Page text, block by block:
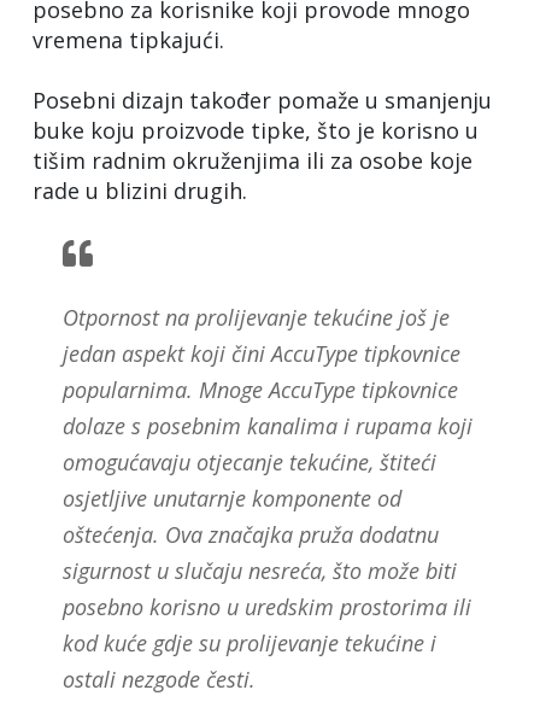
posebno za korisnike koji provode mnogo
vremena tipkajući.
Posebni dizajn također pomaže u smanjenju
buke koju proizvode tipke, što je korisno u
tišim radnim okruženjima ili za osobe koje
rade u blizini drugih.
Otpornost na prolijevanje tekućine još je
jedan aspekt koji čini AccuType tipkovnice
popularnima. Mnoge AccuType tipkovnice
dolaze s posebnim kanalima i rupama koji
omogućavaju otjecanje tekućine, štiteći
osjetljive unutarnje komponente od
oštećenja. Ova značajka pruža dodatnu
sigurnost u slučaju nesreća, što može biti
posebno korisno u uredskim prostorima ili
kod kuće gdje su prolijevanje tekućine i
ostali nezgode česti.